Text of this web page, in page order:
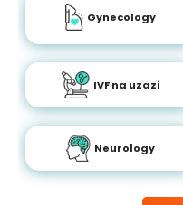
Gynecology
IVF na uzazi
Neurology